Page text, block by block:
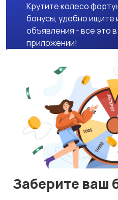
Крутите колесо
бонусы, удобно ищите
объявления - все это
приложении!
Скачать APK
Магазины Блог
О
Служба поддержки
☕ Поддержать проект
Заберите ваш